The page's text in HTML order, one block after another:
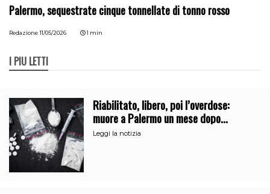
Palermo, sequestrate cinque tonnellate di tonno rosso
Redazione 11/05/2026 1 min
I PIÙ LETTI
Riabilitato, libero, poi l’overdose:
muore a Palermo un mese dopo
l’uscita dalla comunità
Leggi la notizia